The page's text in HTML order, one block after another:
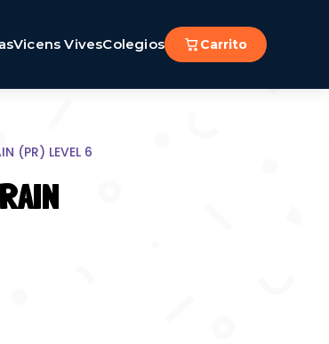
Vicens VivesColegios Carrito
(PR) LEVEL 6